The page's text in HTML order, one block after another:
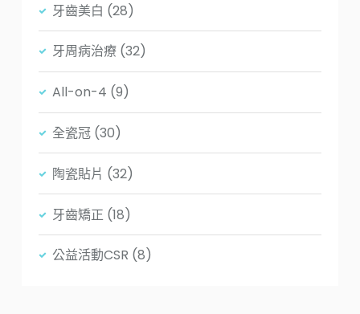
牙齒美白 (28)
牙周病治療 (32)
All-on-4 (9)
全瓷冠 (30)
陶瓷貼片 (32)
牙齒矯正 (18)
公益活動CSR (8)